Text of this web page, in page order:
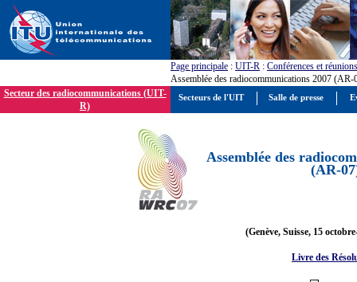
Page principale : UIT-R : Conférences et réunions
Assemblée des radiocommunications 2007 (AR-
Secteur des radiocommunications (UIT-
R)
Assemblée des
(AR-
(Genève, Suisse, 15
Livre des
Secteurs de l'UIT Salle de presse